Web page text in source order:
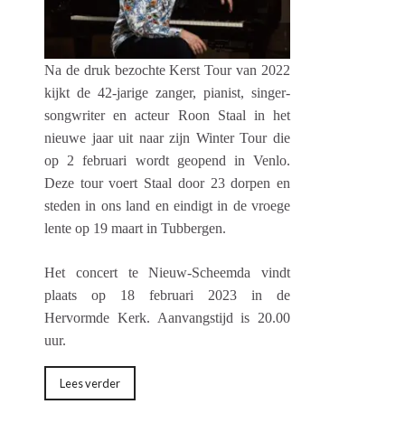
Na de druk bezochte Kerst Tour van 2022
kijkt de 42-jarige zanger, pianist, singer-
songwriter en acteur Roon Staal in het
nieuwe jaar uit naar zijn Winter Tour die
op 2 februari wordt geopend in Venlo.
Deze tour voert Staal door 23dorpen en
steden in ons land en eindigt in de vroege
lente op 19 maart in Tubbergen.
Het concert te Nieuw-Scheemda vindt
plaats op 18 februari 2023 in de
Hervormde Kerk. Aanvangstijd is 20.00
uur.
Lees verder